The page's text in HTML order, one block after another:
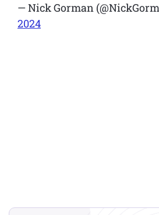
— Nick Gorman
2024